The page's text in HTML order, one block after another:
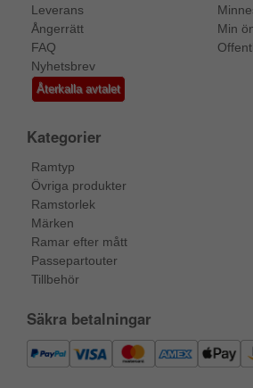
Leverans
Ångerrätt
FAQ
Nyhetsbrev
Återkalla avtalet
Min
Kategorier
Ramtyp
Övriga produkter
Ramstorlek
Märken
Ramar efter mått
Passepartouter
Tillbehör
Säkra betalningar